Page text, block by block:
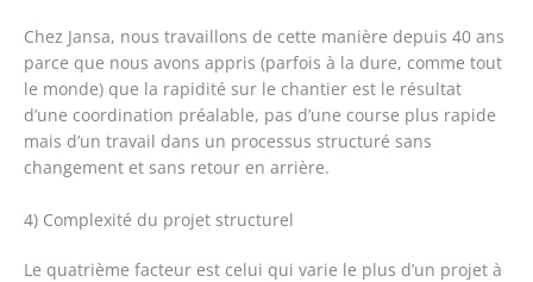
Chez Jansa, nous travaillons de cette manière depuis 40 ans
parce que nous avons appris (parfois à la dure, comme tout
le monde) que la rapidité sur le chantier est le résultat
d’une coordination préalable, pas d’une course plus rapide
mais d’un travail dans un processus structuré sans
changement et sans retour en arrière.
4) Complexité du projet structurel
Le quatrième facteur est celui qui varie le plus d’un projet à